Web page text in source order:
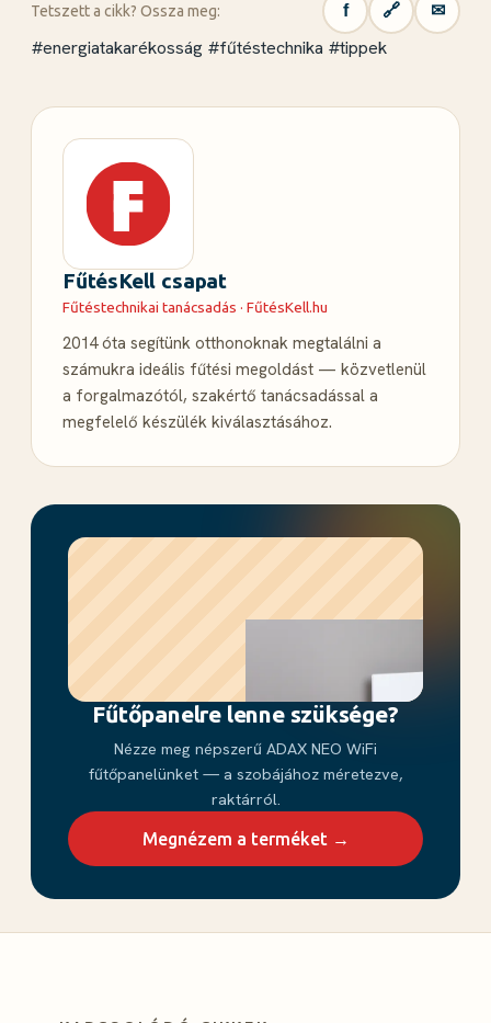
Tetszett a cikk? Ossza meg: f 🔗 ✉
#energiatakarékosság #fűtéstechnika #tippek
FűtésKell csapat
Fűtéstechnikai tanácsadás · FűtésKell.hu
2014 óta segítünk otthonoknak megtalálni a
számukra ideális fűtési megoldást — közvetlenül
a forgalmazótól, szakértő tanácsadással a
megfelelő készülék kiválasztásához.
Fűtőpanelre lenne szüksége?
Nézze meg népszerű ADAX NEO WiFi
fűtőpanelünket — a szobájához méretezve,
raktárról.
Megnézem a terméket →